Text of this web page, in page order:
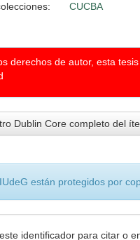
CUCBA
derechos de autor, esta
Dublin Core completo del
están protegidos por
identificador para citar o